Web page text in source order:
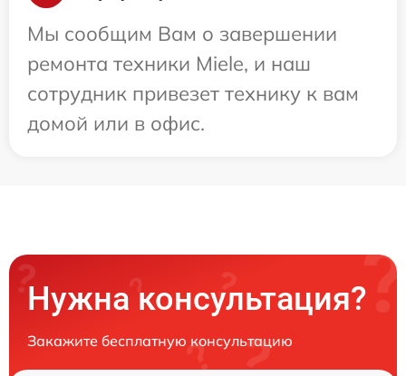
Мы сообщим Вам о завершении
ремонта техники Miele, и наш
сотрудник привезет технику к вам
домой или в офис.
Нужна консультация?
Закажите бесплатную консультацию